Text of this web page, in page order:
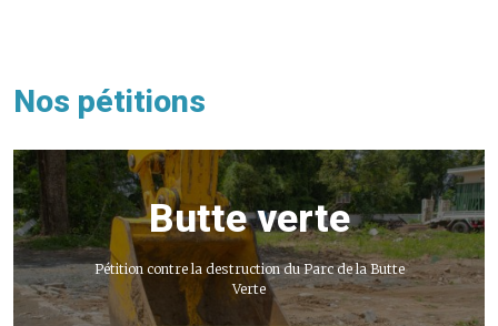
Nos pétitions
Butte verte
Pétition contre la destruction du Parc de la Butte
Verte